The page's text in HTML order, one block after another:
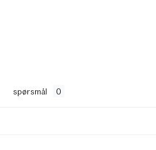
spørsmål